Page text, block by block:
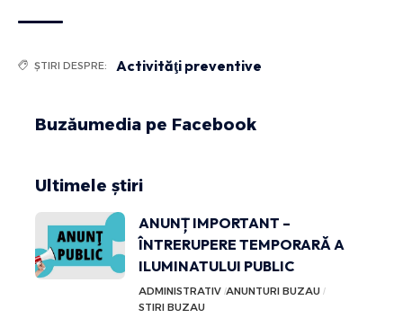
ȘTIRI DESPRE: Activităţi preventive
Buzăumedia pe Facebook
Ultimele știri
ANUNȚ IMPORTANT –
ÎNTRERUPERE TEMPORARĂ A
ILUMINATULUI PUBLIC
ADMINISTRATIV ANUNTURI BUZAU
STIRI BUZAU